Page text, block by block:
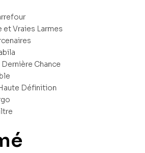
et Vraies Larmes
Chance
Définition